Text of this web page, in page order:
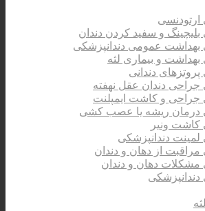
و سفید کردن دندان
بهداشت عمومی دندانپزشکی
و بیماری لثه
دندانی
دندان عقل نهفته
جراحی و کاشت ایمپلنت
درمان ریشه یا عصب کشی
کاشت ونیر
دندانپزشکی
از دهان و دندان
مشکلات دهان و دندان